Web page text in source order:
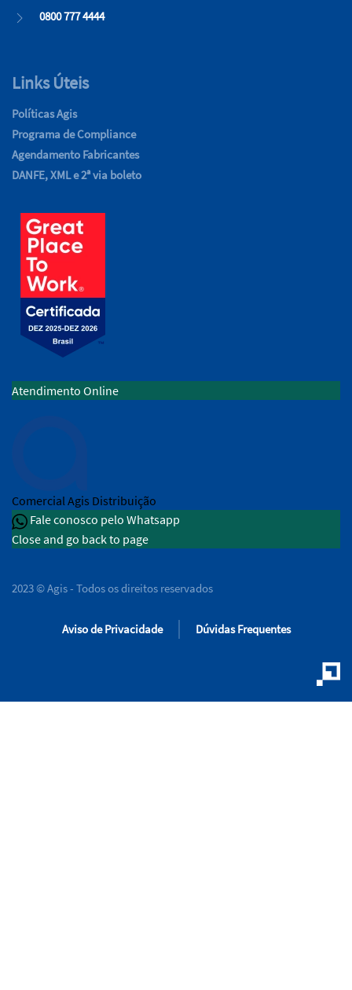
0800 777 4444
Links Úteis
Políticas Agis
Programa de Compliance
Agendamento Fabricantes
DANFE, XML e 2ª via boleto
Atendimento Online
ComercialAgis Distribuição
Fale conosco pelo Whatsapp
Close and go back to page
2023 © Agis - Todos os direitos reservados
Aviso de Privacidade Dúvidas Frequentes